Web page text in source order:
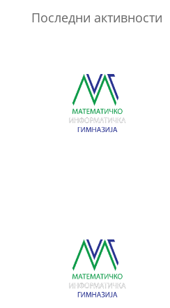
Последни активности